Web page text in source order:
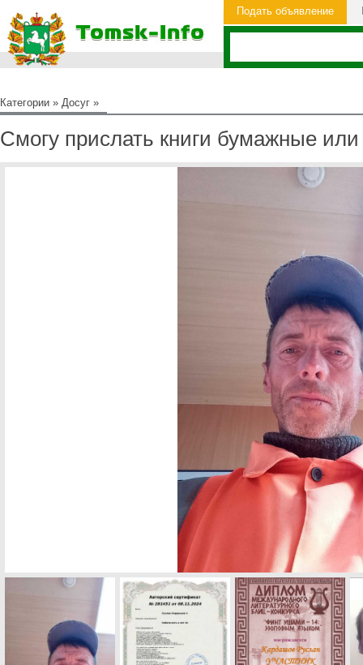
Подать объявление
Категории » Досуг »
Смогу прислать книги бумажные или